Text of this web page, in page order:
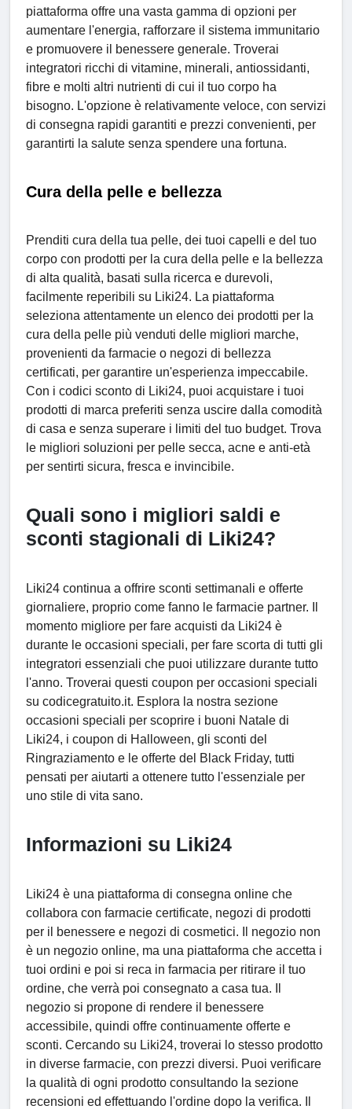
piattaforma offre una vasta gamma di opzioni per
aumentare l'energia, rafforzare il sistema immunitario
e promuovere il benessere generale. Troverai
integratori ricchi di vitamine, minerali, antiossidanti,
fibre e molti altri nutrienti di cui il tuo corpo ha
bisogno. L'opzione è relativamente veloce, con servizi
di consegna rapidi garantiti e prezzi convenienti, per
garantirti la salute senza spendere una fortuna.
Cura della pelle e bellezza
Prenditi cura della tua pelle, dei tuoi capelli e del tuo
corpo con prodotti per la cura della pelle e la bellezza
di alta qualità, basati sulla ricerca e durevoli,
facilmente reperibili su Liki24. La piattaforma
seleziona attentamente un elenco dei prodotti per la
cura della pelle più venduti delle migliori marche,
provenienti da farmacie o negozi di bellezza
certificati, per garantire un'esperienza impeccabile.
Con i codici sconto di Liki24, puoi acquistare i tuoi
prodotti di marca preferiti senza uscire dalla comodità
di casa e senza superare i limiti del tuo budget. Trova
le migliori soluzioni per pelle secca, acne e anti-età
per sentirti sicura, fresca e invincibile.
Quali sono i migliori saldi e
sconti stagionali di Liki24?
Liki24 continua a offrire sconti settimanali e offerte
giornaliere, proprio come fanno le farmacie partner. Il
momento migliore per fare acquisti da Liki24 è
durante le occasioni speciali, per fare scorta di tutti gli
integratori essenziali che puoi utilizzare durante tutto
l'anno. Troverai questi coupon per occasioni speciali
su codicegratuito.it. Esplora la nostra sezione
occasioni speciali per scoprire i buoni Natale di
Liki24, i coupon di Halloween, gli sconti del
Ringraziamento e le offerte del Black Friday, tutti
pensati per aiutarti a ottenere tutto l'essenziale per
uno stile di vita sano.
Informazioni su Liki24
Liki24 è una piattaforma di consegna online che
collabora con farmacie certificate, negozi di prodotti
per il benessere e negozi di cosmetici. Il negozio non
è un negozio online, ma una piattaforma che accetta i
tuoi ordini e poi si reca in farmacia per ritirare il tuo
ordine, che verrà poi consegnato a casa tua. Il
negozio si propone di rendere il benessere
accessibile, quindi offre continuamente offerte e
sconti. Cercando su Liki24, troverai lo stesso prodotto
in diverse farmacie, con prezzi diversi. Puoi verificare
la qualità di ogni prodotto consultando la sezione
recensioni ed effettuando l'ordine dopo la verifica. Il